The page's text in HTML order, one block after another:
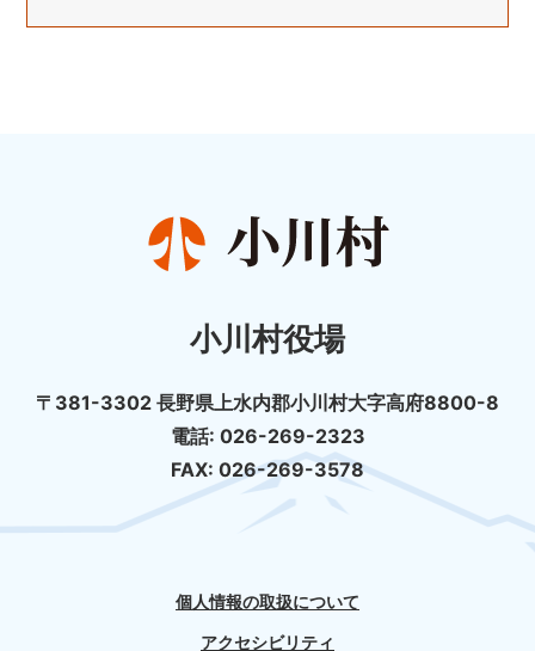
小川村役場
〒381-3302 長野県上水内郡小川村大字高府8800-8
電話: 026-269-2323
FAX: 026-269-3578
個人情報の取扱について
アクセシビリティ